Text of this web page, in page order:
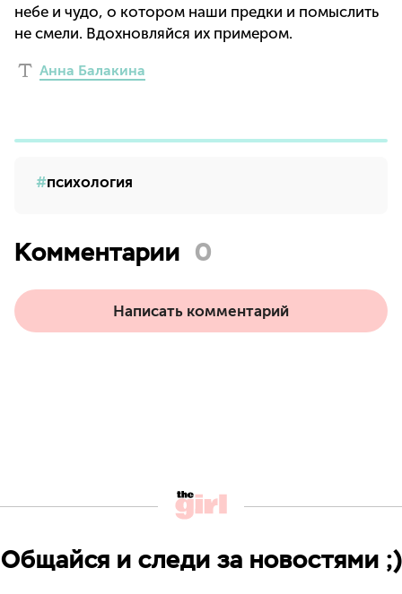
небе и чудо, о котором наши предки и помыслить
не смели. Вдохновляйся их примером.
Анна Балакина
психология
Комментарии 0
Написать комментарий
Общайся и следи за новостями ;)